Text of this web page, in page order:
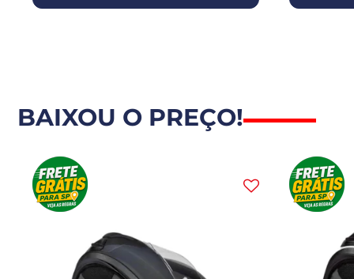
BAIXOU O PREÇO!